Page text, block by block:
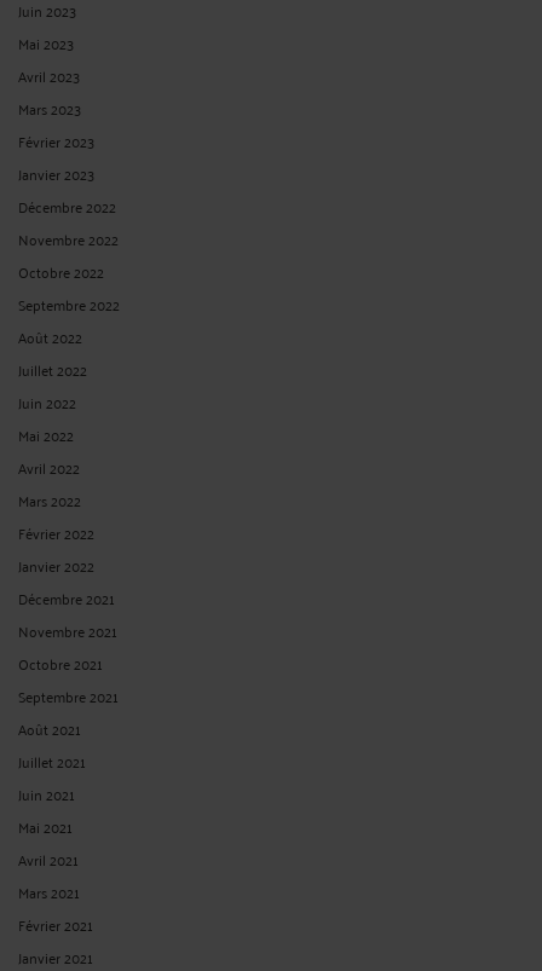
Juin 2023
Mai 2023
Avril 2023
Mars 2023
Février 2023
Janvier 2023
Décembre 2022
Novembre 2022
Octobre 2022
Septembre 2022
Août 2022
Juillet 2022
Juin 2022
Mai 2022
Avril 2022
Mars 2022
Février 2022
Janvier 2022
Décembre 2021
Novembre 2021
Octobre 2021
Septembre 2021
Août 2021
Juillet 2021
Juin 2021
Mai 2021
Avril 2021
Mars 2021
Février 2021
Janvier 2021